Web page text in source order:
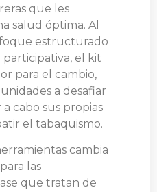
que les
salud óptima. Al
estructurado
participativa, el kit
para el cambio,
a desafiar
cabo sus propias
el tabaquismo.
cambia
las
que tratan de